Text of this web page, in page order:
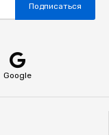
Подписаться
Google